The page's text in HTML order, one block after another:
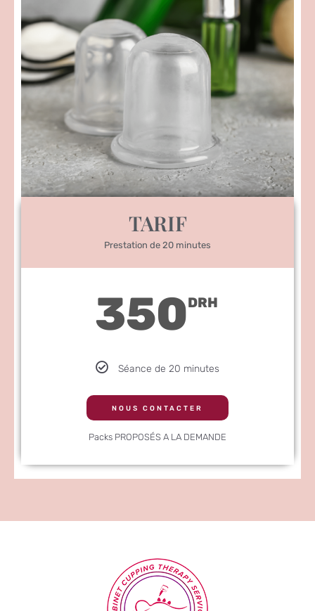
TARIF
Prestation de 20 minutes
350DRH
Séance de 20 minutes
NOUS CONTACTER
Packs PROPOSÉS A LA DEMANDE